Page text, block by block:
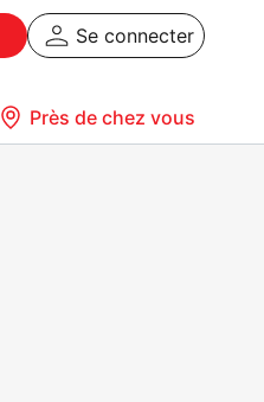
Se connecter
Près de chez vous